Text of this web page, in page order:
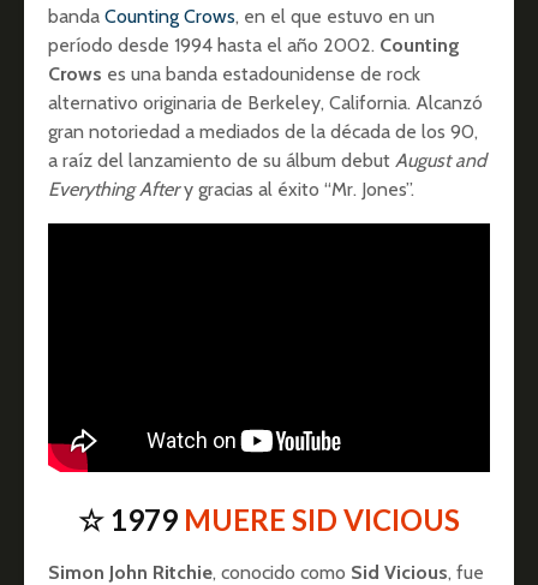
banda Counting Crows, en el que estuvo en un
período desde 1994 hasta el año 2002. Counting
Crows es una banda estadounidense de rock
alternativo originaria de Berkeley, California. Alcanzó
gran notoriedad a mediados de la década de los 90,
a raíz del lanzamiento de su álbum debut August and
Everything Aftery gracias al éxito “Mr. Jones”.
☆ 1979 MUERE SID VICIOUS
Simon John Ritchie, conocido como Sid Vicious, fue